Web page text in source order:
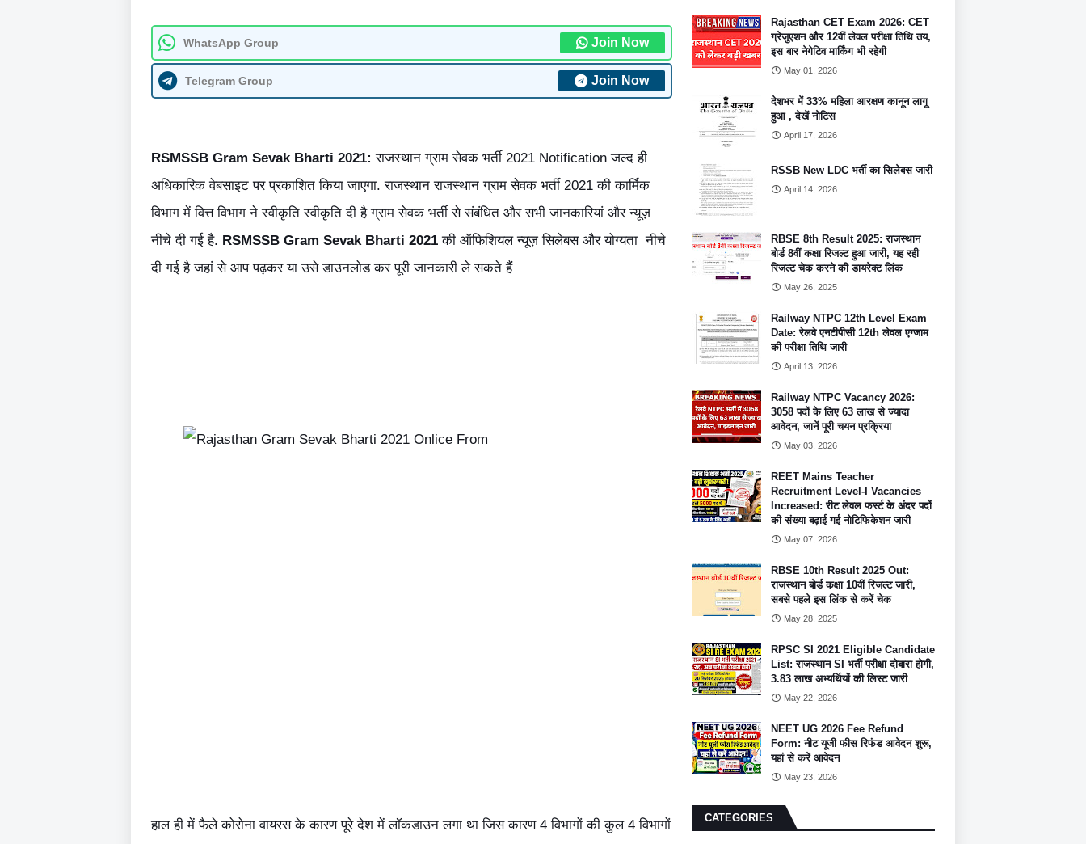
WhatsApp Group Join Now
Telegram Group Join Now
RSMSSB Gram Sevak Bharti 2021:राजस्थान ग्राम सेवक भर्ती 2021 Notification जल्द ही
अधिकारिक वेबसाइट पर प्रकाशित किया जाएगा. राजस्थान राजस्थान ग्राम सेवक भर्ती 2021 की कार्मिक
विभाग में वित्त विभाग ने स्वीकृति स्वीकृति दी है ग्राम सेवक भर्ती से संबंधित और सभी जानकारियां और न्यूज़
नीचे दी गई है. RSMSSB Gram Sevak Bharti 2021 की ऑफिशियल न्यूज़ सिलेबस और योग्यता नीचे
दी गई है जहां से आप पढ़कर या उसे डाउनलोड कर पूरी जानकारी ले सकते हैं
हाल ही में फैले कोरोना वायरस के कारण पूरे देश में लॉकडाउन लगा था जिस कारण 4 विभागों की कुल 4 विभागों
Rajasthan CET Exam 2026: CET
ग्रेजुएशन और 12वीं लेवल परीक्षा तिथि तय,
इस बार नेगेटिव मार्किंग भी रहेगी
May 01, 2026
देशभर में 33% महिला आरक्षण कानून लागू
हुआ , देखें नोटिस
April 17, 2026
RSSB New LDC भर्ती का सिलेबस जारी
April 14, 2026
RBSE 8th Result 2025: राजस्थान
बोर्ड 8वीं कक्षा रिजल्ट हुआ जारी, यह रही
रिजल्ट चेक करने की डायरेक्ट लिंक
May 26, 2025
Railway NTPC 12th Level Exam
Date: रेलवे एनटीपीसी 12th लेवल एग्जाम
की परीक्षा तिथि जारी
April 13, 2026
Railway NTPC Vacancy 2026:
3058 पदों के लिए 63 लाख से ज्यादा
आवेदन, जानें पूरी चयन प्रक्रिया
May 03, 2026
REET Mains Teacher
Recruitment Level-I Vacancies
Increased: रीट लेवल फर्स्ट के अंदर पदों
की संख्या बढ़ाई गई नोटिफिकेशन जारी
May 07, 2026
RBSE 10th Result 2025 Out:
राजस्थान बोर्ड कक्षा 10वीं रिजल्ट जारी,
सबसे पहले इस लिंक से करें चेक
May 28, 2025
RPSC SI 2021 Eligible Candidate
List: राजस्थान SI भर्ती परीक्षा दोबारा होगी,
3.83 लाख अभ्यर्थियों की लिस्ट जारी
May 22, 2026
NEET UG 2026 Fee Refund
Form: नीट यूजी फीस रिफंड आवेदन शुरू,
यहां से करें आवेदन
May 23, 2026
CATEGORIES